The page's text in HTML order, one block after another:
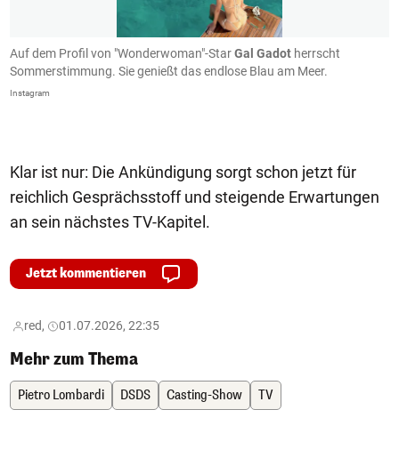
Auf dem Profil von "Wonderwoman"-StarGal Gadot herrscht
Sommerstimmung. Sie genießt das endlose Blau am Meer.
Instagram
Klar ist nur: Die Ankündigung sorgt schon jetzt für
reichlich Gesprächsstoff und steigende Erwartungen
an sein nächstes TV-Kapitel.
Jetzt kommentieren
red, 01.07.2026, 22:35
Mehr zum Thema
Pietro Lombardi DSDS Casting-Show TV